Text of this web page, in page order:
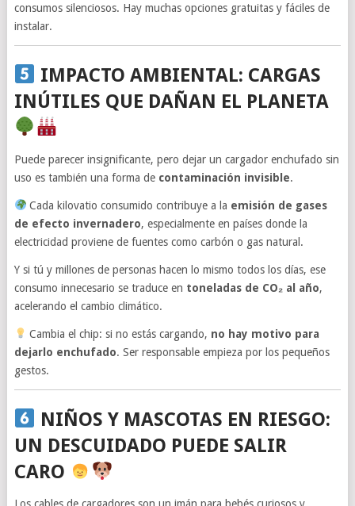
consumos silenciosos. Hay muchas opciones gratuitas y fáciles de
instalar.
IMPACTO AMBIENTAL: CARGAS
INÚTILES QUE DAÑAN EL PLANETA
Puede parecer insignificante, pero dejar un cargador enchufado sin
uso es también una forma de contaminación invisible.
Cada kilovatio consumido contribuye a la emisión de gases
de efecto invernadero, especialmente en países donde la
electricidad proviene de fuentes como carbón o gas natural.
Y si tú y millones de personas hacen lo mismo todos los días, ese
consumo innecesario se traduce en toneladas de CO₂ al año,
acelerando el cambio climático.
Cambia el chip: si no estás cargando, no hay motivo para
dejarlo enchufado. Ser responsable empieza por los pequeños
gestos.
NIÑOS Y MASCOTAS EN RIESGO:
UN DESCUIDADO PUEDE SALIR
CARO
Los cables de cargadores son un imán para bebés curiosos y